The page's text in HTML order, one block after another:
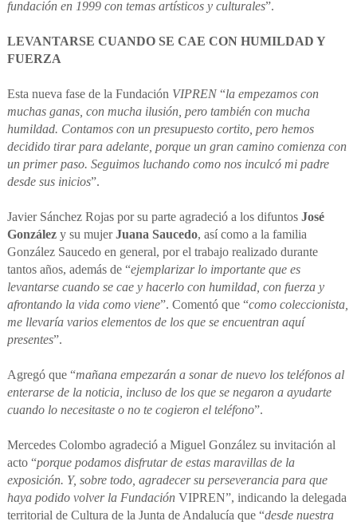
fundación en 1999 con temas artísticos y culturales”.
LEVANTARSE CUANDO SE CAE CON HUMILDAD Y
FUERZA
Esta nueva fase de la Fundación VIPREN“la empezamos con
muchas ganas, con mucha ilusión, pero también con mucha
humildad. Contamos con un presupuesto cortito, pero hemos
decidido tirar para adelante, porque un gran camino comienza con
un primer paso. Seguimos luchando como nos inculcó mi padre
desde sus inicios”.
Javier Sánchez Rojas por su parte agradeció a los difuntos José
Gonzálezy su mujerJuana Saucedo, así como a la familia
González Saucedo en general, por el trabajo realizado durante
tantos años, además de “ejemplarizar lo importante que es
levantarse cuando se cae y hacerlo con humildad, con fuerza y
afrontando la vida como viene”. Comentó que “como coleccionista,
me llevaría varios elementos de los que se encuentran aquí
presentes”.
Agregó que “mañana empezarán a sonar de nuevo los teléfonos al
enterarse de la noticia, incluso de los que se negaron a ayudarte
cuando lo necesitaste o no te cogieron el teléfono”.
Mercedes Colombo agradeció a Miguel González su invitación al
acto “porque podamos disfrutar de estas maravillas de la
exposición. Y, sobre todo, agradecer su perseverancia para que
haya podido volver la FundaciónVIPREN”, indicando la delegada
territorial de Cultura de la Junta de Andalucía que “desde nuestra